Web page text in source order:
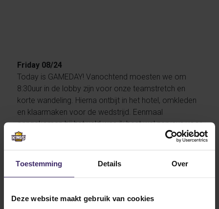
Toestemming Details Over
Deze website maakt gebruik van cookies
Friday 08/24
Today is GAMEDAY! Vanochtend moesten we om
8:30uur in de lobby zijn voor onze teamstretch en
korte wandeling. Hierna ontbijt in het hotel, omkleden
en klaarmaken voor de wedstrijd. Eenmaal
aangekomen bij het veld was ik best wel nerveus voor
mijn eerste officiële wedstrijd voor ODU. Het gaat hier
worden de namen omgeroepen van de speelsters die
spelen, en het volkslied wordt gespeeld. Ook bij het
speelsters die gewisseld worden, dat was wel even